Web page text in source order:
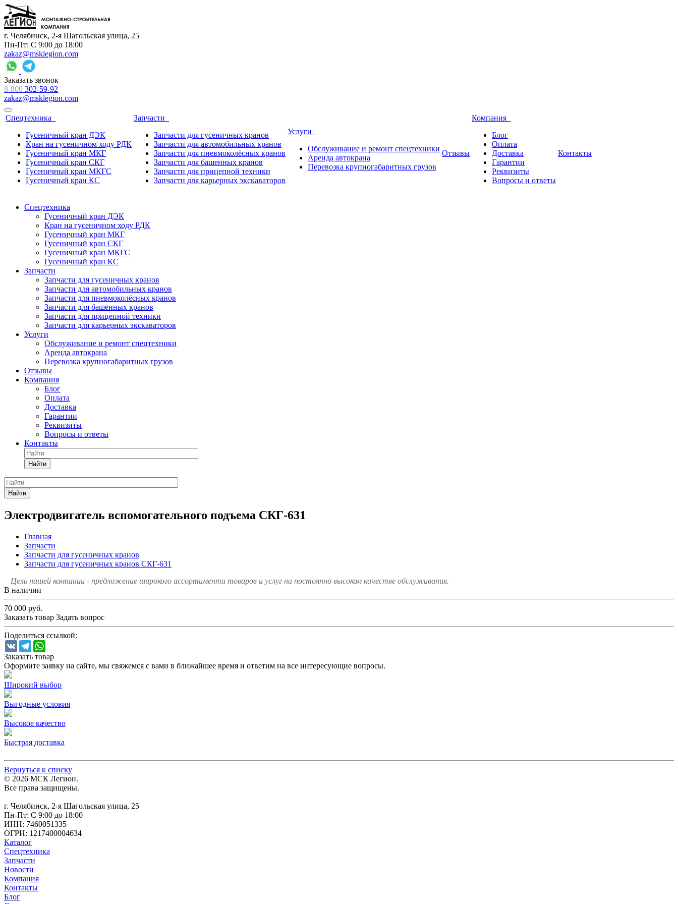
г. Челябинск, 2-я Шагольская улица, 25
Пн-Пт: С 9:00 до 18:00
zakaz@msklegion.com
Заказать звонок
8-800 302-59-92
zakaz@msklegion.com
Спецтехника
Гусеничный кран ДЭК
Кран на гусеничном ходу РДК
Гусеничный кран МКГ
Гусеничный кран СКГ
Гусеничный кран МКГС
Гусеничный кран КС
Запчасти
Запчасти для гусеничных кранов
Запчасти для автомобильных кранов
Запчасти для пневмоколёсных кранов
Запчасти для башенных кранов
Запчасти для прицепной техники
Запчасти для карьерных экскаваторов
Услуги
Обслуживание и ремонт спецтехники
Аренда автокрана
Перевозка крупногабаритных грузов
Отзывы
Компания
Блог
Оплата
Доставка
Гарантии
Реквизиты
Вопросы и ответы
Контакты
Спецтехника
Гусеничный кран ДЭК
Кран на гусеничном ходу РДК
Гусеничный кран МКГ
Гусеничный кран СКГ
Гусеничный кран МКГС
Гусеничный кран КС
Запчасти
Запчасти для гусеничных кранов
Запчасти для автомобильных кранов
Запчасти для пневмоколёсных кранов
Запчасти для башенных кранов
Запчасти для прицепной техники
Запчасти для карьерных экскаваторов
Услуги
Обслуживание и ремонт спецтехники
Аренда автокрана
Перевозка крупногабаритных грузов
Отзывы
Компания
Блог
Оплата
Доставка
Гарантии
Реквизиты
Вопросы и ответы
Контакты
Найти
Найти
Электродвигатель вспомогательного подъема СКГ-631
Главная
Запчасти
Запчасти для гусеничных кранов
Запчасти для гусеничных кранов СКГ-631
Цель нашей компании - предложение широкого ассортимента товаров и услуг на постоянно высоком качестве обслуживания.
В наличии
70 000 руб.
Заказать товар Задать вопрос
Поделиться ссылкой:
VK Telegram
Заказать товар
Оформите заявку на сайте, мы свяжемся с вами в ближайшее время и ответим на все интересующие вопросы.
Широкий выбор
Выгодные условия
Высокое качество
Быстрая доставка
Вернуться к списку
© 2026 МСК Легион.
Все права защищены.
г. Челябинск, 2-я Шагольская улица, 25
Пн-Пт: С 9:00 до 18:00
ИНН: 7460051335
ОГРН: 1217400004634
Каталог
Спецтехника
Запчасти
Новости
Компания
Контакты
Блог